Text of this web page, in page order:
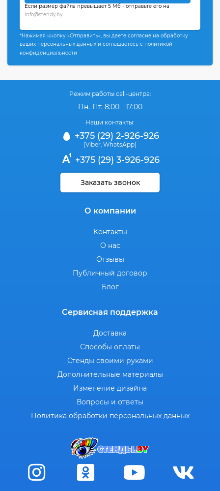
Если размер файла превышает 5 Мб - отправьте его на
info@stendy.by
*Нажимая кнопку «Отправить», вы даете согласие на обработку
ваших персональных данных и соглашаетесь с политикой
конфиденциальности
Режим работы call-центра:
Пн.-Пт. 8:00 - 17:00
Наши контакты:
+375 (29) 2-926-926
(Viber WhatsApp)
+375 (29) 3-926-926
Заказать звонок
О компании
Контакты
О нас
Отзывы
Публичный договор
Блог
Сервисная поддержка
Доставка
Способы оплаты
Стенды своими руками
Дополнительные материалы
Изменение дизайна
Вопросы и ответы
Политика обработки персональных данных